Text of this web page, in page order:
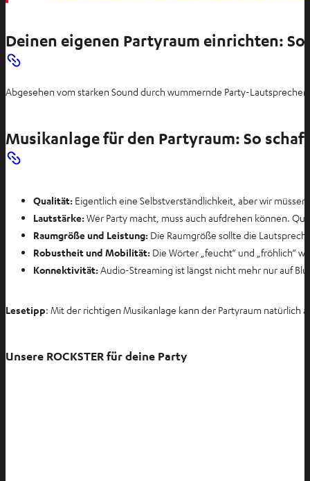
Deinen eigenen Partyraum einrichten: So
Abgesehen vom starken Sound durch wummernde Party-
Musikanlage für den Partyraum: So
Qualität: Eigentlich eine Selbstverständlichkeit, aber wir
Lautstärke:Wer Party macht, muss auch aufdrehen können.
Raumgröße und Leistung: Die Raumgröße sollte die
Robustheit und Mobilität: Die Wörter „feucht“ und „fröhlich“
Konnektivität:Audio-Streaming ist längst nicht mehr nur auf
Lesetipp: Mit der richtigen Musikanlage kann der Partyraum natürlich
Unsere ROCKSTER für deine Party